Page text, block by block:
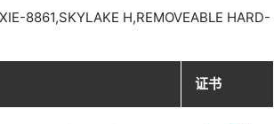
8861,SKYLAKE H,REMOVEABLE HARD-
证书